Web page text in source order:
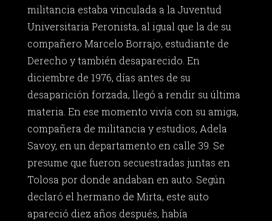
militancia estaba vinculada a la Juventud
Universitaria Peronista, al igual que la de su
compañero Marcelo Borrajo, estudiante de
Derecho y también desaparecido. En
diciembre de 1976, días antes de su
desaparición forzada, llegó a rendir su última
materia. En ese momento vivía con su amiga,
compañera de militancia y estudios, Adela
Savoy, en un departamento en calle 39. Se
presume que fueron secuestradas juntas en
Tolosa por donde andaban en auto. Según
declaró el hermano de Mirta, este auto
apareció diez años después, había